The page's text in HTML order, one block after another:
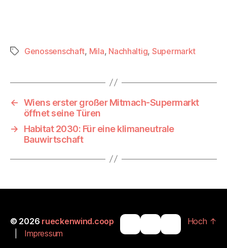
Schlagwörter
Genossenschaft, Mila, Nachhaltig, Supermarkt
← Wiens erster großer Mitmach-Supermarkt
öffnet seine Türen
→
Habitat 2030: Für eine klimaneutrale
Bauwirtschaft
© 2026 rueckenwind.coop
Impressum
Hoch ↑